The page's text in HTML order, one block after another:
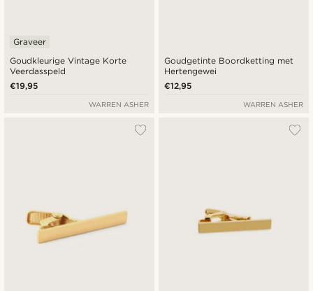
Goudkleurige Vintage Korte
Veerdasspeld
Graveer
€19,95
WARREN ASHER
Goudgetinte Boordketting met
Hertengewei
€12,95
WARREN ASHER